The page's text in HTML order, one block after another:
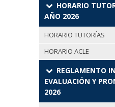
HORARIO
AÑO 2026
HORARIO TUTORÍAS
HORARIO ACLE
REGLAMENTO
EVALUACIÓN Y
2026